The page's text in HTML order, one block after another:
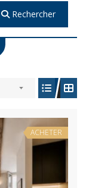
Rechercher
ACHETER